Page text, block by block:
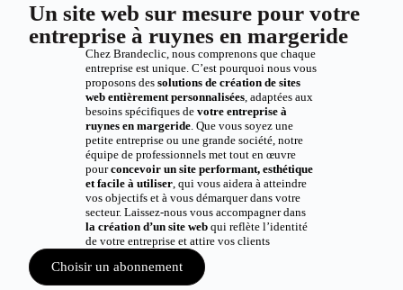
Un site web sur mesure pour votre
entreprise à ruynes en margeride
Chez Brandeclic, nous comprenons que chaque
entreprise est unique. C’est pourquoi nous vous
proposons des solutions de création de sites
web entièrement personnalisées, adaptées aux
besoins spécifiques de votre entreprise à
ruynes en margeride. Que vous soyez une
petite entreprise ou une grande société, notre
équipe de professionnels met tout en œuvre
pourconcevoir un site performant, esthétique
et facile à utiliser, qui vous aidera à atteindre
vos objectifs et à vous démarquer dans votre
secteur. Laissez-nous vous accompagner dans
la création d’un site webqui reflète l’identité
de votre entreprise et attire vos clients
Choisir un abonnement